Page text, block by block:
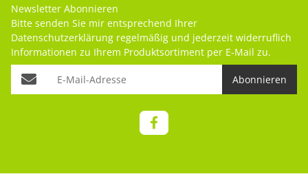
Newsletter Abonnieren
Bitte senden Sie mir entsprechend Ihrer
Datenschutzerklärung regelmäßig und jederzeit widerruflich
Informationen zu Ihrem Produktsortiment per E-Mail zu.
Abonnieren